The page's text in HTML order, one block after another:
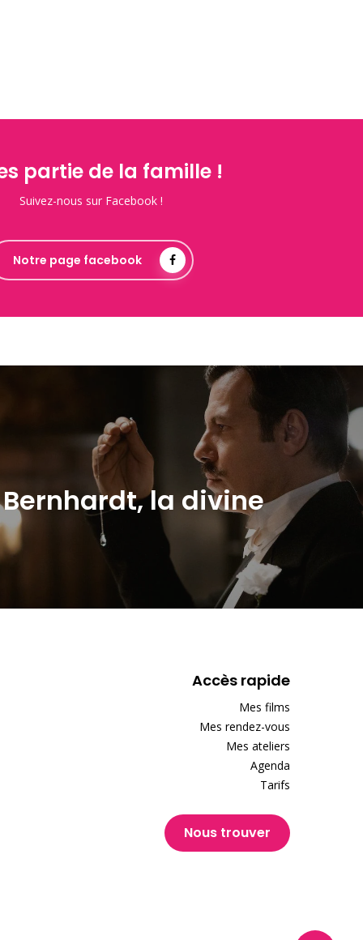
partie de la famille !
Suivez-nous sur Facebook !
Notre page facebook
la divine
Accès rapide
Mes films
Mes rendez-vous
Mes ateliers
Agenda
Tarifs
Nous trouver